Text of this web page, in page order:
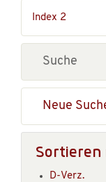
Neue
Sortieren
D-Verz.